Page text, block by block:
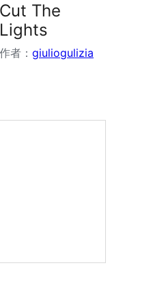
Cut The
Lights
作者： giuliogulizia